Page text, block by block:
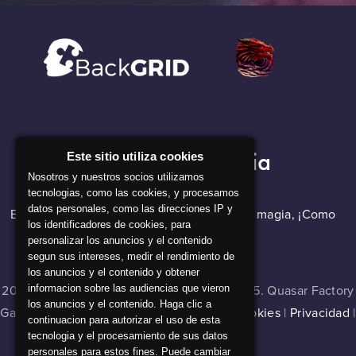
Nuestra Compañia
El software de backGRID parece que hace magia, ¡Como
nuestros alquimistas!
2024 © Master of Cladia v 1.0.0 , build 16335. Quasar Factory
Games. Todos los derechos reservados |
Cookies| Privacidad |
Aviso legal
Este sitio utiliza cookies
Nosotros y nuestros socios utilizamos
tecnologias, como las cookies, y procesamos
datos personales, como las direcciones IP y
los identificadores de cookies, para
personalizar los anuncios y el contenido
segun sus intereses, medir el rendimiento de
los anuncios y el contenido y obtener
informacion sobre las audiencias que vieron
los anuncios y el contenido. Haga clic a
continuacion para autorizar el uso de esta
tecnologia y el procesamiento de sus datos
personales para estos fines. Puede cambiar